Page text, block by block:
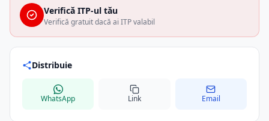
Verifică ITP-ul tău
Verifică gratuit dacă ai ITP valabil
Distribuie
WhatsApp Link Email